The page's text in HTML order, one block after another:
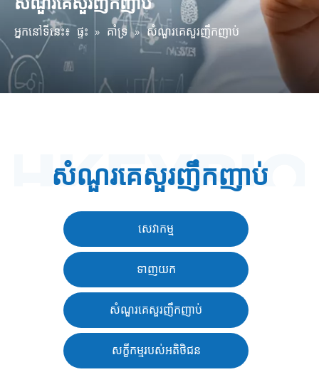
អ្នកនៅទីនេះ៖ ផ្ទះ » គាំទ្រ » សំណួរគេសួរញឹកញាប់
សំណួរគេសួរញឹកញាប់
សេវាកម្ម
ទាញយក
សំណួរគេសួរញឹកញាប់
សក្ខីកម្មរបស់អតិថិជន